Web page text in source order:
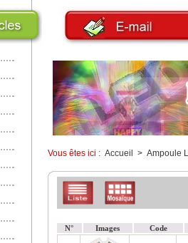
Vous êtes ici : Accueil > Ampoule
N° Images Code